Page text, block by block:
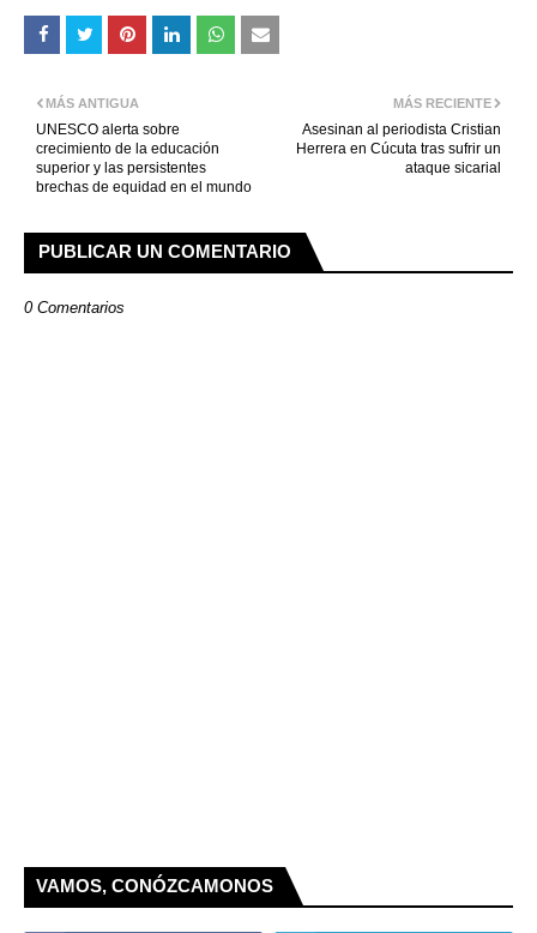
MÁS RECIENTE
Asesinan al periodista Cristian
Herrera en Cúcuta tras sufrir un
ataque sicarial
MÁS ANTIGUA
UNESCO alerta sobre
crecimiento de la educación
superior y las persistentes
brechas de equidad en el mundo
PUBLICAR UN COMENTARIO
0 Comentarios
VAMOS, CONÓZCAMONOS